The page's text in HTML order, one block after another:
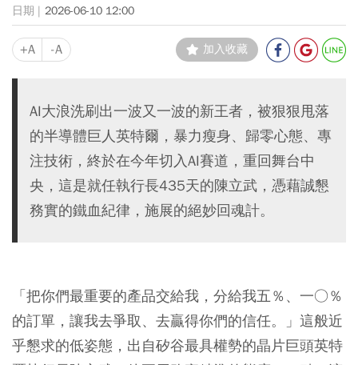
2026-06-10 12:00
+A -A 加入收藏
AI大浪洗刷出一波又一波的新王者，被狠狠甩落
的半導體巨人英特爾，暴力瘦身、歸零心態、專
注技術，終於在今年切入AI賽道，重回舞台中
央，這是就任執行長435天的陳立武，憑藉誠懇
務實的鐵血紀律，施展的絕妙回魂計。
「把你們最重要的產品交給我，分給我五％、一○％
的訂單，讓我去爭取、去贏得你們的信任。」這般近
乎懇求的低姿態，出自矽谷最具權勢的晶片巨頭英特